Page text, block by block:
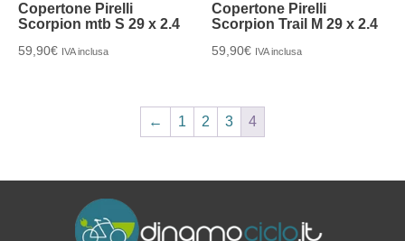
Copertone Pirelli
Scorpion mtb S 29 x 2.4
59,90€ IVA inclusa
Copertone Pirelli
Scorpion Trail M 29 x 2.4
59,90€ IVA inclusa
← 1 2 3 4